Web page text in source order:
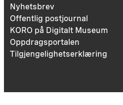
Nyhetsbrev
Offentlig postjournal
KORO på Digitalt Museum
Oppdragsportalen
Tilgjengelighetserklæring